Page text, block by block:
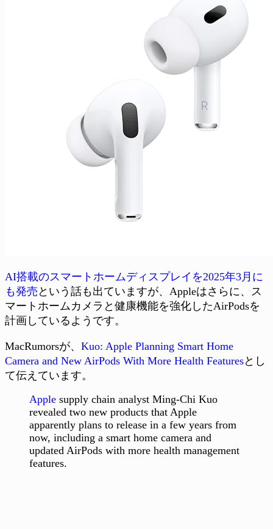
AI搭載のスマートホームディスプレイを2025年3月に
も発売 という話も出ていますが、Appleはさらに、ス
マートホームカメラと健康機能を強化したAirPodsを
計画しているようです。
MacRumorsが、 Kuo: Apple Planning Smart Home
Camera and New AirPods With More Health Featuresとし
て伝えています。
Apple supply chain analyst Ming-Chi Kuo
revealed two new products that Apple
apparently plans to release in a few years from
now, including a smart home camera and
updated AirPods with more health management
features.